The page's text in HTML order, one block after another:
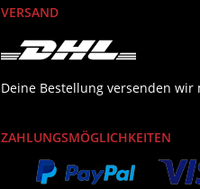
VERSAND
Deine Bestellung versenden wir
ZAHLUNGSMÖGLICHKEITEN